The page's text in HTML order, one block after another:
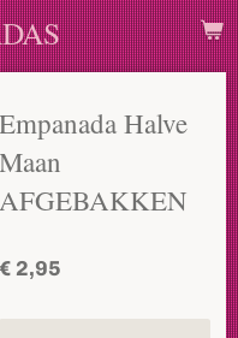
Empanada Halve
Maan
AFGEBAKKEN
€ 2,95